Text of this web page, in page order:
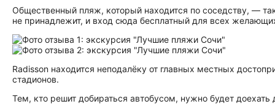
Общественный пляж, который находится по соседству, —
не принадлежит, и вход сюда бесплатный для всех
Radisson находится неподалёку от главных местных
стадионов.
Тем, кто решит добираться автобусом, нужно будет